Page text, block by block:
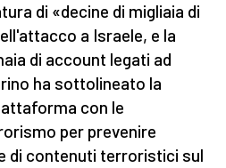
di «decine di migliaia di
a Israele, e la
di account legati ad
ha sottolineato la
con le
per prevenire
di contenuti terroristici sul